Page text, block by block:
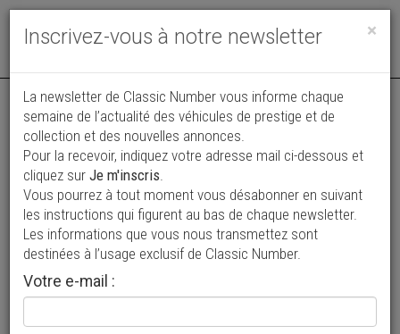
Toggle
Vos annonces vues par
plus de 4 millions de collectionneurs
Ajouter une annonce
> Rechercher un véhicule
×
Inscrivez-vous à notre newsletter
La newsletter de Classic Number vous informe chaque
semaine de l’actualité des véhicules de prestige et de
collection et des nouvelles annonces.
Pour la recevoir, indiquez votre adresse mail ci-dessous et
cliquez sur Je m'inscris.
Vous pourrez à tout moment vous désabonner en suivant
les instructions qui figurent au bas de chaque newsletter.
Les informations que vous nous transmettez sont
destinées à l’usage exclusif de Classic Number.
Votre e-mail :